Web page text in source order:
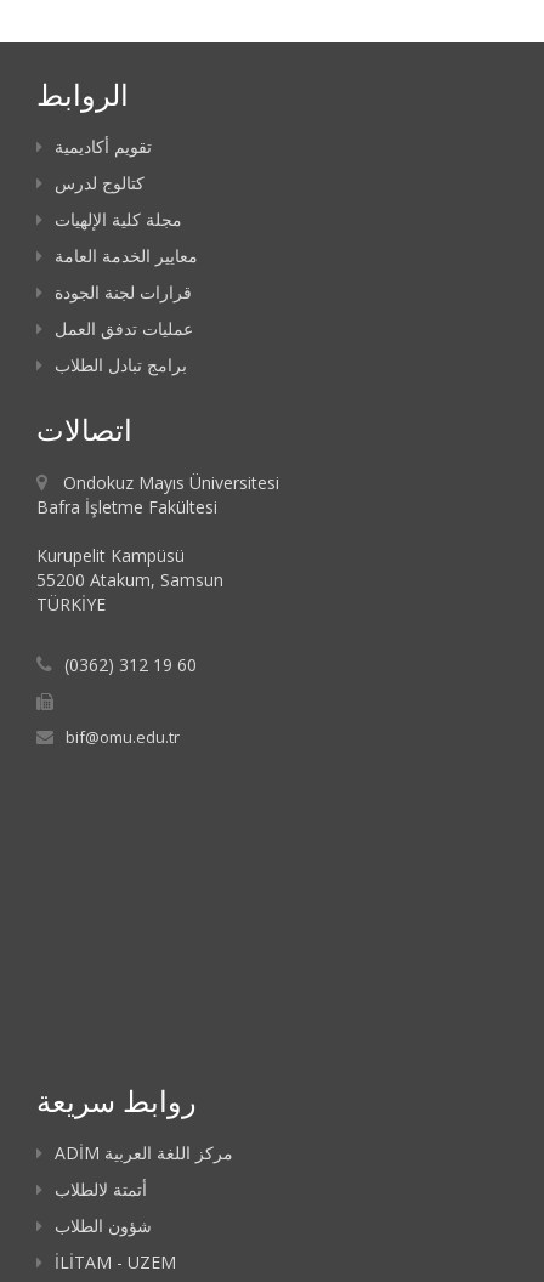
الروابط
تقويم أكاديمية
كتالوج لدرس
مجلة كلية الإلهيات
معايير الخدمة العامة
قرارات لجنة الجودة
عمليات تدفق العمل
برامج تبادل الطلاب
اتصالات
Ondokuz Mayıs Üniversitesi
Bafra İşletme Fakültesi
Kurupelit Kampüsü
55200 Atakum, Samsun
TÜRKİYE
(0362) 312 19 60
bif@omu.edu.tr
روابط سريعة
ADİM مركز اللغة العربية
أتمتة لالطلاب
شؤون الطلاب
İLİTAM - UZEM